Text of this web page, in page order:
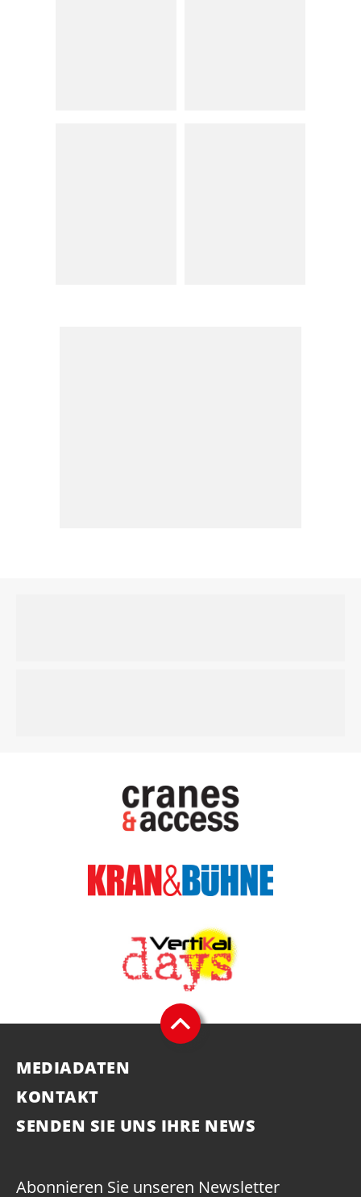
MEDIADATEN
KONTAKT
SENDEN SIE UNS IHRE NEWS
Abonnieren Sie unseren Newsletter